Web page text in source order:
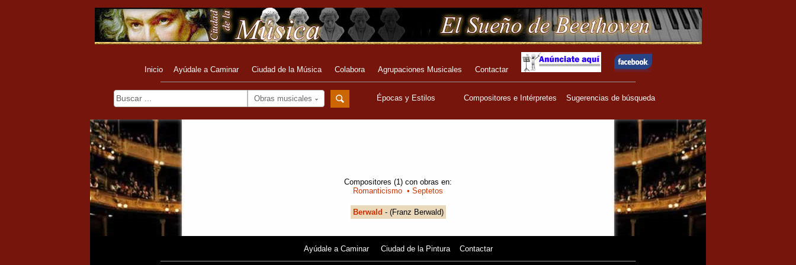
Inicio Ayúdale a Caminar Ciudad de la Música Colabora Agrupaciones Musicales Contactar
Obras musicales Épocas y Estilos Compositores e Intérpretes Sugerencias de búsqueda
Compositores (1) con obras en:
Romanticismo • Septetos
Berwald - (Franz Berwald)
Ayúdale a Caminar Ciudad de la Pintura Contactar